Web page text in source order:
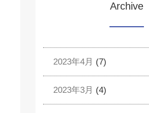
Archive
2023年4月 (7)
2023年3月 (4)